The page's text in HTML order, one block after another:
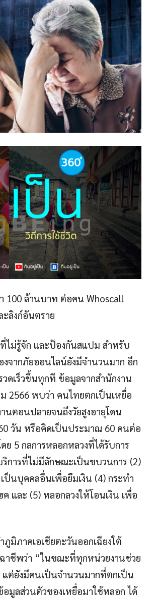
100 ล้านบาท ต่อคน Whoscall
ลิงก์อันตราย
ไม่รู้จัก และป้องกันสแปม สำหรับ
ากภัยออนไลน์ยังมีจำนวนมาก อีก
ดเร็วขึ้นทุกที ข้อมูลจากสำนักงาน
2566 พบว่า คนไทยตกเป็นเหยื่อ
นตอนปลายจนถึงวัยสูงอายุโดน
วัน หรือคิดเป็นประมาณ 60 คนต่อ
5 กลการหลอกหลวงที่ได้รับการ
การที่ไม่มีลักษณะเป็นขบวนการ (2)
ป็นบุคคลอื่นเพื่อยืมเงิน (4) กระทำ
และ (5) หลอกลวงให้โอนเงิน เพื่อ
มิภาคเอเชียตะวันออกเฉียงใต้
าชีพว่า “ในขณะที่ทุกหน่วยงานช่วย
แต่ยังมีคนเป็นจำนวนมากที่ตกเป็น
มูลส่วนตัวของเหยื่อมาใช้หลอก ได้